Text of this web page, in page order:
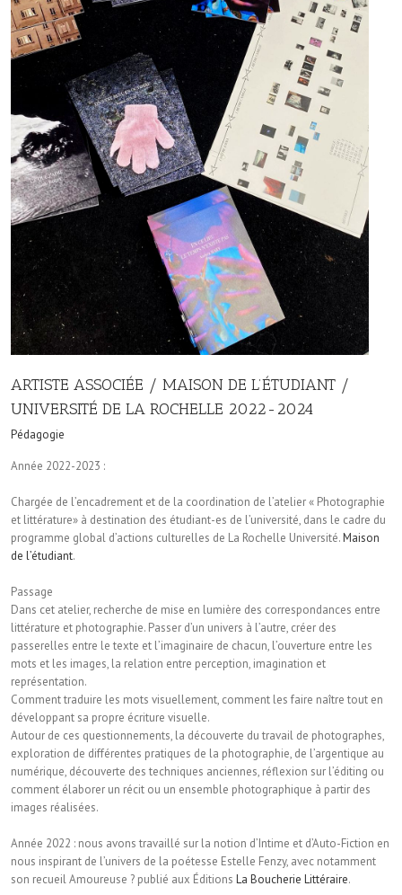
ARTISTE ASSOCIÉE / MAISON DE L’ÉTUDIANT /
UNIVERSITÉ DE LA ROCHELLE 2022-2024
Pédagogie
Année 2022-2023 :
Chargée de l’encadrement et de la coordination de l’atelier « Photographie
et littérature» à destination des étudiant-es de l’université, dans le cadre du
programme global d’actions culturelles de La Rochelle Université.Maison
de l’étudiant.
Passage
Dans cet atelier, recherche de mise en lumière des correspondances entre
littérature et photographie. Passer d’un univers à l’autre, créer des
passerelles entre le texte et l’imaginaire de chacun, l’ouverture entre les
mots et les images, la relation entre perception, imagination et
représentation.
Comment traduire les mots visuellement, comment les faire naître tout en
développant sa propre écriture visuelle.
Autour de ces questionnements, la découverte du travail de photographes,
exploration de différentes pratiques de la photographie, de l’argentique au
numérique, découverte des techniques anciennes, réflexion sur l’éditing ou
comment élaborer un récit ou un ensemble photographique à partir des
images réalisées.
Année 2022 : nous avons travaillé sur la notion d’Intime et d’Auto-Fiction en
nous inspirant de l’univers de la poétesse Estelle Fenzy, avec notamment
son recueil Amoureuse ? publié aux Éditions La Boucherie Littéraire.